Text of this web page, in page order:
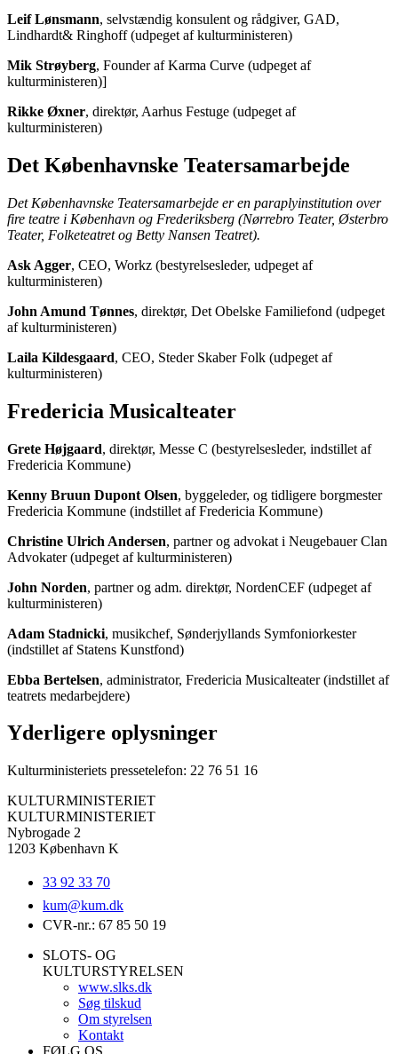
Leif Lønsmann, selvstændig konsulent og rådgiver, GAD,
Lindhardt& Ringhoff (udpeget af kulturministeren)
Mik Strøyberg, Founder af Karma Curve (udpeget af
kulturministeren)]
Rikke Øxner, direktør, Aarhus Festuge (udpeget af
kulturministeren)
Det Københavnske Teatersamarbejde
Det Københavnske Teatersamarbejde er en paraplyinstitution over
fire teatre i København og Frederiksberg (Nørrebro Teater, Østerbro
Teater, Folketeatret og Betty Nansen Teatret).
Ask Agger, CEO, Workz (bestyrelsesleder, udpeget af
kulturministeren)
John Amund Tønnes, direktør, Det Obelske Familiefond (udpeget
af kulturministeren)
Laila Kildesgaard, CEO, Steder Skaber Folk (udpeget af
kulturministeren)
Fredericia Musicalteater
Grete Højgaard, direktør, Messe C (bestyrelsesleder, indstillet af
Fredericia Kommune)
Kenny Bruun Dupont Olsen, byggeleder, og tidligere borgmester
Fredericia Kommune (indstillet af Fredericia Kommune)
Christine Ulrich Andersen, partner og advokat i Neugebauer Clan
Advokater (udpeget af kulturministeren)
John Norden, partner og adm. direktør, NordenCEF (udpeget af
kulturministeren)
Adam Stadnicki, musikchef, Sønderjyllands Symfoniorkester
(indstillet af Statens Kunstfond)
Ebba Bertelsen, administrator, Fredericia Musicalteater (indstillet af
teatrets medarbejdere)
Yderligere oplysninger
Kulturministeriets pressetelefon: 22 76 51 16
KULTURMINISTERIET
KULTURMINISTERIET
Nybrogade 2
1203 København K
33 92 33 70
kum@kum.dk
CVR-nr.: 67 85 50 19
SLOTS- OG
KULTURSTYRELSEN
www.slks.dk
Søg tilskud
Om styrelsen
Kontakt